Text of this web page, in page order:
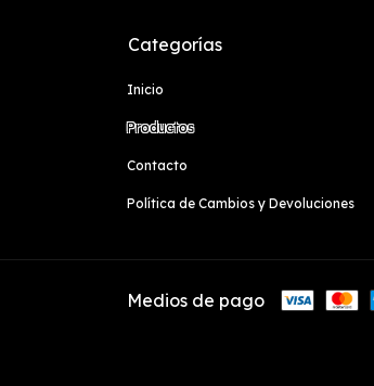
Categorías
Inicio
Productos
Contacto
Política de Cambios y Devoluciones
Medios de pago